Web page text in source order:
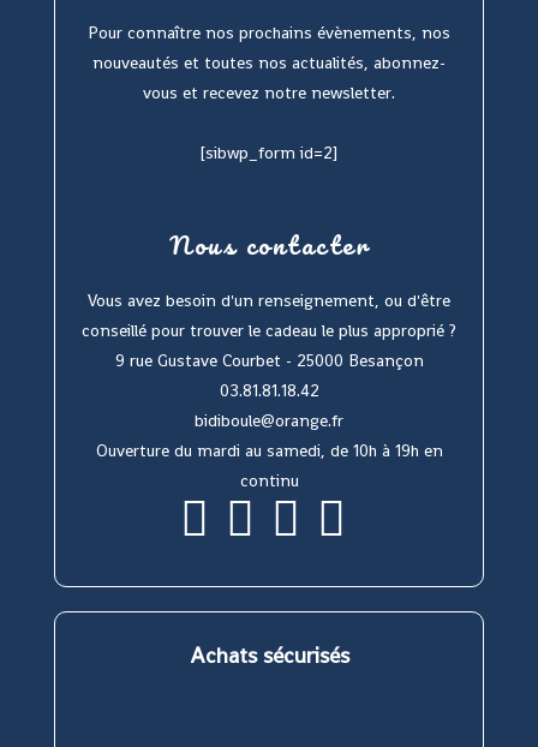
Pour connaître nos prochains évènements, nos
nouveautés et toutes nos actualités, abonnez-
vous et recevez notre newsletter.
[sibwp_form id=2]
Nous contacter
Vous avez besoin d'un renseignement, ou d'être
conseillé pour trouver le cadeau le plus approprié ?
9 rue Gustave Courbet - 25000 Besançon
03.81.81.18.42
bidiboule@orange.fr
Ouverture du mardi au samedi, de 10h à 19h en
continu
S’ouvre
dans
S’ouvre
dans
S’ouvre
dans
Achats sécurisés